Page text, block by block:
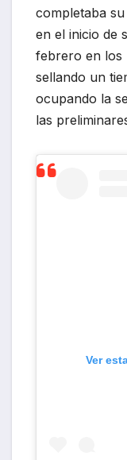
completaba
en el inicio de
febrero en los
sellando un
ocupando la
las
Ver